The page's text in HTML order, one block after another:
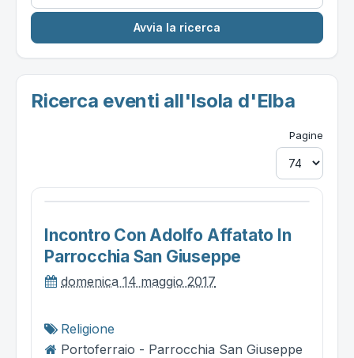
Ricerca eventi all'Isola d'Elba
Pagine
Incontro Con Adolfo Affatato In
Parrocchia San Giuseppe
domenica 14 maggio 2017
Religione
Portoferraio - Parrocchia San Giuseppe